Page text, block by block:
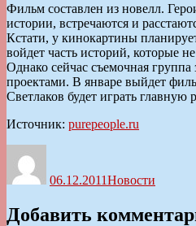
Фильм составлен из новелл.
истории, встречаются и
Кстати, у кинокартины
войдет часть историй, которые
Однако сейчас съемочная группа
проектами. В январе выйдет
Светлаков будет играть главную
Источник: purepeople.ru
06.12.2011Новости
Добавить